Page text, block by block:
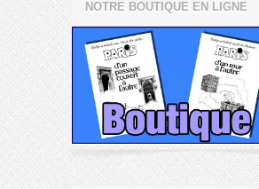
NOTRE BOUTIQUE EN LIGNE